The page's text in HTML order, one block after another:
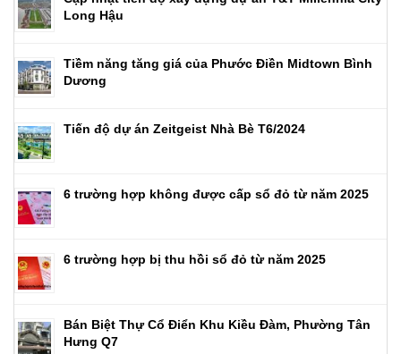
Long Hậu
Tiềm năng tăng giá của Phước Điền Midtown Bình
Dương
Tiến độ dự án Zeitgeist Nhà Bè T6/2024
6 trường hợp không được cấp sổ đỏ từ năm 2025
6 trường hợp bị thu hồi sổ đỏ từ năm 2025
Bán Biệt Thự Cổ Điển Khu Kiều Đàm, Phường Tân
Hưng Q7